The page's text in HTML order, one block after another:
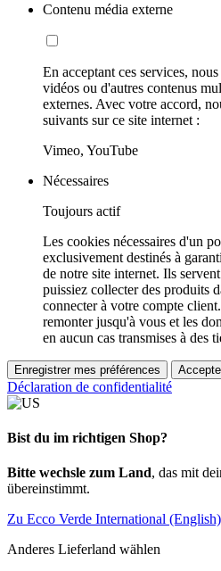
Contenu média externe
En acceptant ces services,
vidéos ou d'autres contenus
externes. Avec votre accord,
suivants sur ce site internet :
Vimeo, YouTube
Nécessaires
Toujours actif
Les cookies nécessaires d'un
exclusivement destinés à
de notre site internet. Ils
puissiez collecter des produits
connecter à votre compte
remonter jusqu'à vous et les
en aucun cas transmises à des
Enregistrer mes préférences
Déclaration de confidentialité
Bist du im richtigen Shop?
Bitte wechsle zum Land, das mit
übereinstimmt.
Zu Ecco Verde International (English)
Anderes Lieferland wählen